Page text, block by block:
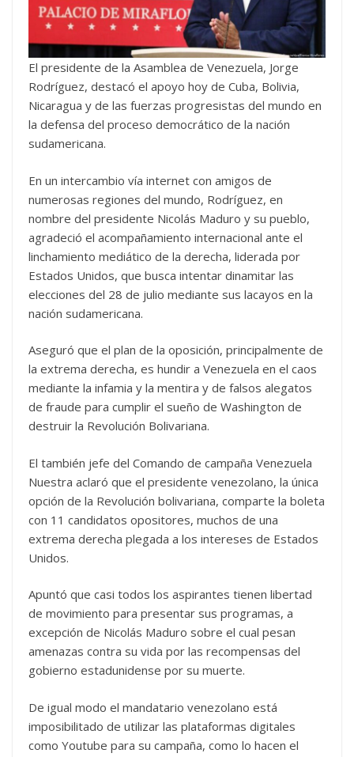
El presidente de la Asamblea de Venezuela, Jorge
Rodríguez, destacó el apoyo hoy de Cuba, Bolivia,
Nicaragua y de las fuerzas progresistas del mundo en
la defensa del proceso democrático de la nación
sudamericana.
En un intercambio vía internet con amigos de
numerosas regiones del mundo, Rodríguez, en
nombre del presidente Nicolás Maduro y su pueblo,
agradeció el acompañamiento internacional ante el
linchamiento mediático de la derecha, liderada por
Estados Unidos, que busca intentar dinamitar las
elecciones del 28 de julio mediante sus lacayos en la
nación sudamericana.
Aseguró que el plan de la oposición, principalmente de
la extrema derecha, es hundir a Venezuela en el caos
mediante la infamia y la mentira y de falsos alegatos
de fraude para cumplir el sueño de Washington de
destruir la Revolución Bolivariana.
El también jefe del Comando de campaña Venezuela
Nuestra aclaró que el presidente venezolano, la única
opción de la Revolución bolivariana, comparte la boleta
con 11 candidatos opositores, muchos de una
extrema derecha plegada a los intereses de Estados
Unidos.
Apuntó que casi todos los aspirantes tienen libertad
de movimiento para presentar sus programas, a
excepción de Nicolás Maduro sobre el cual pesan
amenazas contra su vida por las recompensas del
gobierno estadunidense por su muerte.
De igual modo el mandatario venezolano está
imposibilitado de utilizar las plataformas digitales
como Youtube para su campaña, como lo hacen el